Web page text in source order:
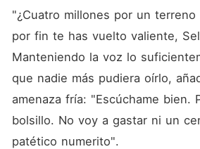
"¿Cuatro millones por un terreno
por fin te has vuelto valiente,
Manteniendo la voz lo
que nadie más pudiera oírlo,
amenaza fría: "Escúchame bien.
bolsillo. No voy a gastar ni un
patético numerito".